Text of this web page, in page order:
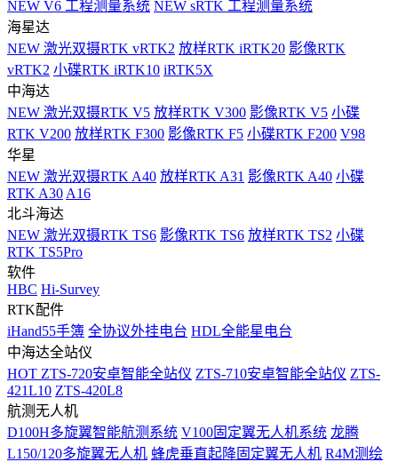
NEW V6 工程测量系统 NEW sRTK 工程测量系统
海星达
NEW 激光双摄RTK vRTK2 放样RTK iRTK20 影像RTK
vRTK2 小碟RTK iRTK10 iRTK5X
中海达
NEW 激光双摄RTK V5 放样RTK V300 影像RTK V5 小碟
RTK V200 放样RTK F300 影像RTK F5 小碟RTK F200 V98
华星
NEW 激光双摄RTK A40 放样RTK A31 影像RTK A40 小碟
RTK A30 A16
北斗海达
NEW 激光双摄RTK TS6 影像RTK TS6 放样RTK TS2 小碟
RTK TS5Pro
软件
HBC Hi-Survey
RTK配件
iHand55手簿 全协议外挂电台 HDL全能星电台
中海达全站仪
HOT ZTS-720安卓智能全站仪 ZTS-710安卓智能全站仪 ZTS-
421L10 ZTS-420L8
航测无人机
D100H多旋翼智能航测系统 V100固定翼无人机系统 龙腾
L150/120多旋翼无人机 蜂虎垂直起降固定翼无人机 R4M测绘